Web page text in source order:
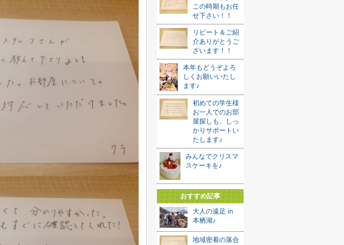
この時期もお任
せ下さい！！
リピート＆ご紹
介ありがとうご
ざいます！！
本年もどうぞよろ
しくお願いいたし
ます♪
初めての学生様
お一人でのお部
屋探しも、しっ
かりサポートい
たします♪
みんなでクリスマ
スケーキを♪
おすすめ記事
大人の遠足 in
本栖湖♪
地域密着の落合